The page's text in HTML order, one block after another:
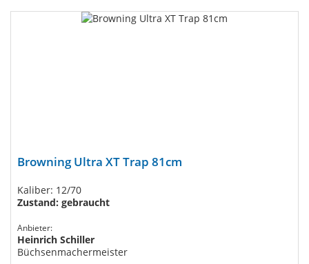
Browning Ultra XT Trap 81cm
Kaliber: 12/70
Zustand: gebraucht
Anbieter:
Heinrich Schiller
Büchsenmachermeister